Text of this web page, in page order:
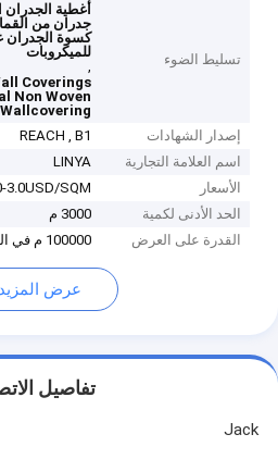
تسليط الضوء
أغطية الجدران
كسوة الجدران
للميكروبات
,
Coverings
Non Woven
Wallcovering
إصدار الشهادات
REACH , B1
اسم العلامة التجارية
LINYA
الأسعار
3.0USD/SQM
الحد الأدنى لكمية
3000 م
القدرة على العرض
100000 م في اليوم
عرض المزيد
تفاصيل
Jack